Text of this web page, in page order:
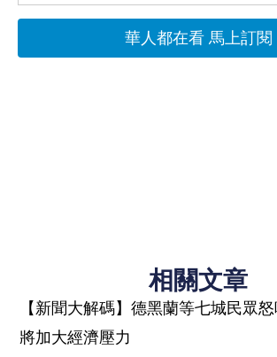
相關文章
【新聞大解碼】德黑蘭等七城民眾
將加大經濟壓力